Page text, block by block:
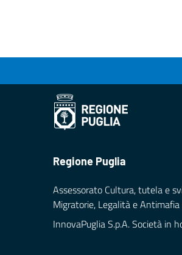
Regione Puglia
Assessorato Cultura, tutela e
Migratorie, Legalità e Antimafia
InnovaPuglia S.p.A. Società in